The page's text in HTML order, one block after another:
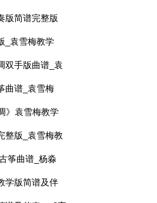
版简谱完整版
_袁雪梅教学
双手版曲谱_袁
曲谱_袁雪梅
》袁雪梅教学
整版_袁雪梅教
筝曲谱_杨淼
学版简谱及伴